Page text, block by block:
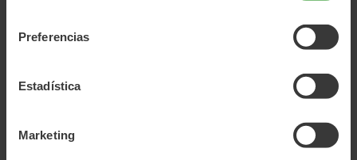
Preferencias
Estadística
Marketing
Para los aventureros urbanos que también disfrutan de